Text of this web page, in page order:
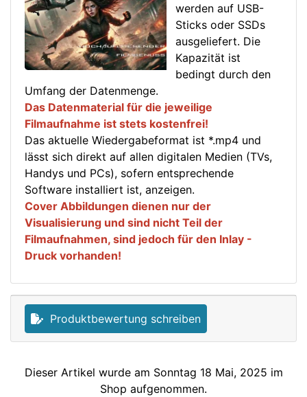
werden auf USB-
Sticks oder SSDs
ausgeliefert. Die
Kapazität ist
bedingt durch den
Umfang der Datenmenge.
Das Datenmaterial für die jeweilige
Filmaufnahme ist stets kostenfrei!
Das aktuelle Wiedergabeformat ist *.mp4 und
lässt sich direkt auf allen digitalen Medien (TVs,
Handys und PCs), sofern entsprechende
Software installiert ist, anzeigen.
Cover Abbildungen dienen nur der
Visualisierung und sind nicht Teil der
Filmaufnahmen, sind jedoch für den Inlay -
Druck vorhanden!
Produktbewertung schreiben
Dieser Artikel wurde am Sonntag 18 Mai, 2025 im
Shop aufgenommen.